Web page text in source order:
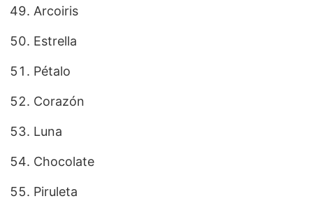
Arcoiris
Estrella
Pétalo
Corazón
Luna
Chocolate
Piruleta